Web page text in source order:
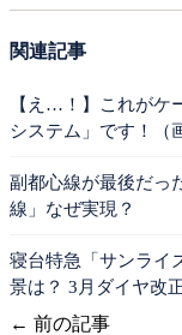
関連記事
【え…！】これがケ
システム」です！（
副都心線が最後だっ
線」なぜ実現？
寝台特急「サンライ
景は？ 3月ダイヤ改
← 前の記事